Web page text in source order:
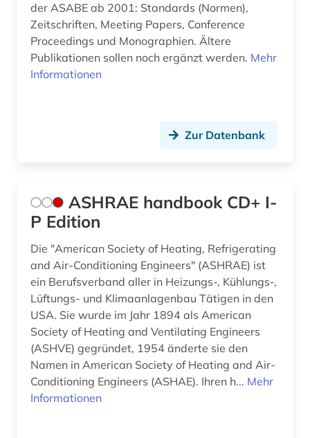
kernphysik (5)
kerntechnik (4)
klimaänderung (4)
kohlenstoffdioxid (1)
komitet gosudarstvennoj bezopasnosti (1)
kommentar (2)
kommunikation (1)
kongress (1)
der ASABE ab 2001: Standards (Normen),
Zeitschriften, Meeting Papers, Conference
Proceedings und Monographien. Ältere
Publikationen sollen noch ergänzt werden. Mehr
Informationen
Zur Datenbank
ASHRAE handbook CD+ I-
P Edition
Die "American Society of Heating, Refrigerating
and Air-Conditioning Engineers" (ASHRAE) ist
ein Berufsverband aller in Heizungs-, Kühlungs-,
Lüftungs- und Klimaanlagenbau Tätigen in den
USA. Sie wurde im Jahr 1894 als American
Society of Heating and Ventilating Engineers
(ASHVE) gegründet, 1954 änderte sie den
Namen in American Society of Heating and Air-
Conditioning Engineers (ASHAE). Ihren h... Mehr
Informationen